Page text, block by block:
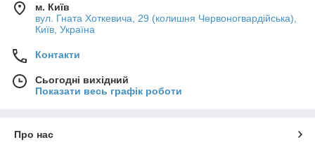
м. Київ
вул. Гната Хоткевича, 29 (колишня Червоногвардійська),
Київ, Україна
Контакти
Сьогодні вихідний
Показати весь графік роботи
Про нас